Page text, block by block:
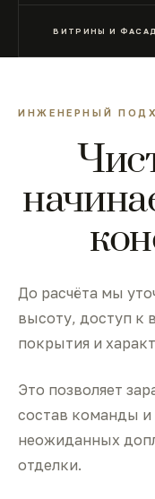
ВИТРИНЫ И
ИНЖЕНЕРНЫЙ
До расчёта мы
высоту, доступ к
покрытия и
Это позволяет
состав команды и
неожиданных
отделки.